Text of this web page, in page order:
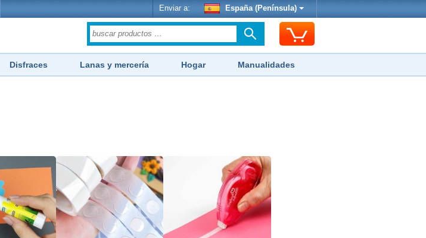
Enviar a: España (Península)
Disfraces Lanas y mercería Hogar Manualidades